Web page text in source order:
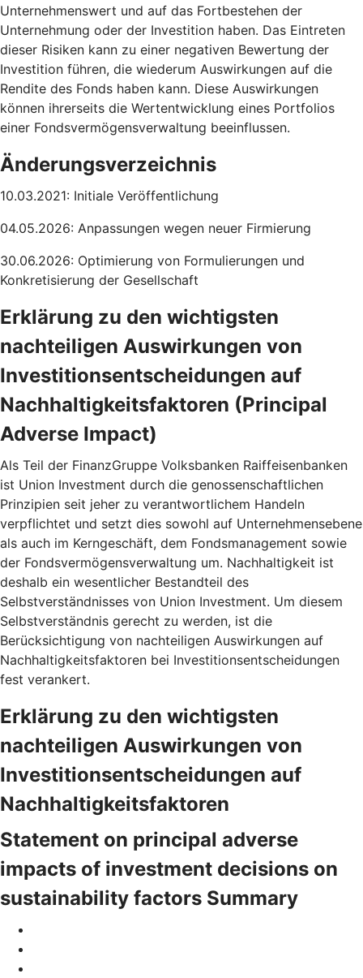
Unternehmenswert und auf das Fortbestehen der
Unternehmung oder der Investition haben. Das Eintreten
dieser Risiken kann zu einer negativen Bewertung der
Investition führen, die wiederum Auswirkungen auf die
Rendite des Fonds haben kann. Diese Auswirkungen
können ihrerseits die Wertentwicklung eines Portfolios
einer Fondsvermögensverwaltung beeinflussen.
Änderungsverzeichnis
10.03.2021: Initiale Veröffentlichung
04.05.2026: Anpassungen wegen neuer Firmierung
30.06.2026: Optimierung von Formulierungen und
Konkretisierung der Gesellschaft
Erklärung zu den wichtigsten
nachteiligen Auswirkungen von
Investitionsentscheidungen auf
Nachhaltigkeitsfaktoren (Principal
Adverse Impact)
Als Teil der FinanzGruppe Volksbanken Raiffeisenbanken
ist Union Investment durch die genossenschaftlichen
Prinzipien seit jeher zu verantwortlichem Handeln
verpflichtet und setzt dies sowohl auf Unternehmensebene
als auch im Kerngeschäft, dem Fondsmanagement sowie
der Fondsvermögensverwaltung um. Nachhaltigkeit ist
deshalb ein wesentlicher Bestandteil des
Selbstverständnisses von Union Investment. Um diesem
Selbstverständnis gerecht zu werden, ist die
Berücksichtigung von nachteiligen Auswirkungen auf
Nachhaltigkeitsfaktoren bei Investitionsentscheidungen
fest verankert.
Erklärung zu den wichtigsten
nachteiligen Auswirkungen von
Investitionsentscheidungen auf
Nachhaltigkeitsfaktoren
Statement on principal adverse
impacts of investment decisions on
sustainability factors Summary